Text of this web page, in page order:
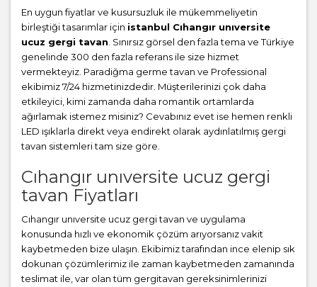
En uygun fiyatlar ve kusursuzluk ile mükemmeliyetin
birleştiği tasarımlar için istanbul Cıhangır unıversite
ucuz gergi tavan . Sınırsız görsel den fazla tema ve Türkiye
genelinde 300 den fazla referans ile size hizmet
vermekteyiz. Paradiğma germe tavan ve Professional
ekibimiz 7/24 hizmetinizdedir. Müşterilerinizi çok daha
etkileyici, kimi zamanda daha romantik ortamlarda
ağırlamak istemez misiniz? Cevabınız evet ise hemen renkli
LED ışıklarla direkt veya endirekt olarak aydınlatılmış gergi
tavan sistemleri tam size göre.
Cıhangır unıversite ucuz gergi
tavan Fiyatları
Cıhangır unıversite ucuz gergi tavan ve uygulama
konusunda hızlı ve ekonomik çözüm arıyorsanız vakit
kaybetmeden bize ulaşın. Ekibimiz tarafından ince elenip sık
dokunan çözümlerimiz ile zaman kaybetmeden zamanında
teslimat ile, var olan tüm gergitavan gereksinimlerinizi